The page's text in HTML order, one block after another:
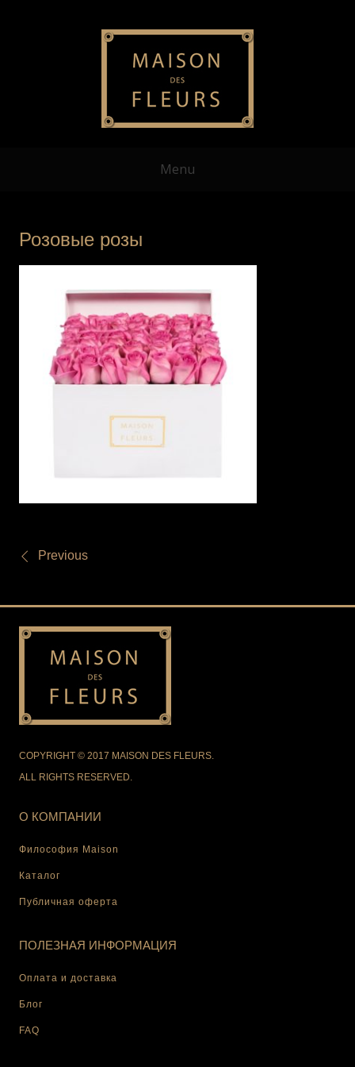
Menu
Розовые розы
Previous
COPYRIGHT © 2017 MAISON DES FLEURS.
ALL RIGHTS RESERVED.
О КОМПАНИИ
Философия Maison
Каталог
Публичная оферта
ПОЛЕЗНАЯ ИНФОРМАЦИЯ
Оплата и доставка
Блог
FAQ